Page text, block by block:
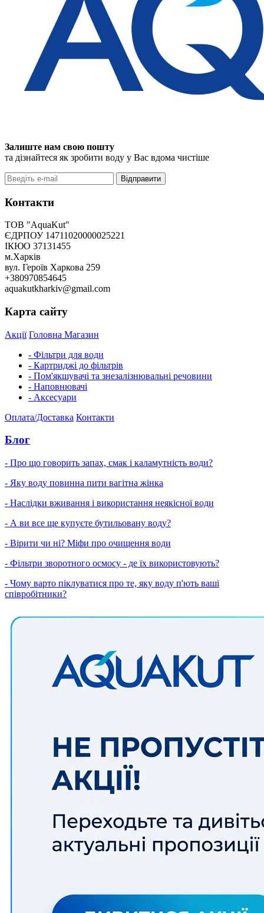
Залиште нам свою пошту
та дізнайтеся як зробити воду у Вас вдома чистіше
Відправити
Контакти
ТОВ "AquaKut"
ЄДРПОУ 14711020000025221
ІКЮО 37131455
м.Харків
вул. Героїв Харкова 259
+380970854645
aquakutkharkiv@gmail.com
Карта сайту
Акції Головна Магазин
- Фільтри для води
- Картриджі до фільтрів
- Пом'якшувачі та знезалізнювальні речовини
- Наповнювачі
- Аксесуари
Оплата/Доставка Контакти
Блог
- Про що говорить запах, смак і каламутність води?
- Яку воду повинна пити вагітна жінка
- Наслідки вживання і використання неякісної води
- А ви все ще купуєте бутильовану воду?
- Вірити чи ні? Міфи про очищення води
- Фільтри зворотного осмосу - де їх використовують?
- Чому варто піклуватися про те, яку воду п'ють ваші
співробітники?